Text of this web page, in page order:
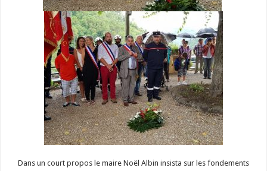
Dans un court propos le maire Noël Albin insista sur les fondements